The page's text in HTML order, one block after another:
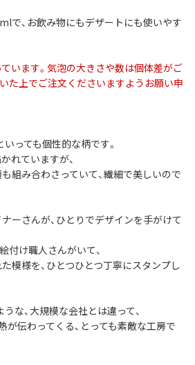
で、お飲み物にもデザートにも使いやす
います。気泡の大きさや数は個体差がご
た上でご注文くださいますようお願い申
いっても個性的な柄です。
れていますが、
組み合わさっていて、繊細で美しいので
ーさんが、ひとりでデザインを手がけて
付け職人さんがいて、
模様を、ひとつひとつ丁寧にスタンプし
うな、大規模な会社とは違って、
が伝わってくる、とっても素敵な工房で